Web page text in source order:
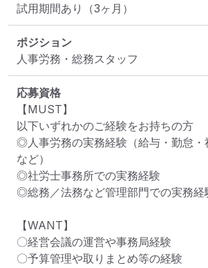
試用期間あり（3ヶ月）
ポジション
人事労務・総務スタッフ
応募資格
【MUST】
以下いずれかのご経験をお持ちの方
◎人事労務の実務経験（給与・勤怠・
など）
◎社労士事務所での実務経験
◎総務／法務など管理部門での実務経
【WANT】
〇経営会議の運営や事務局経験
〇予算管理や取りまとめ等の経験